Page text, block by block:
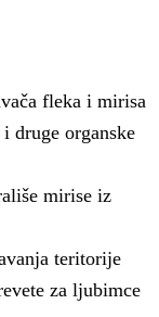
fleka i mirisa
druge organske
mirise iz
teritorije
za ljubimce